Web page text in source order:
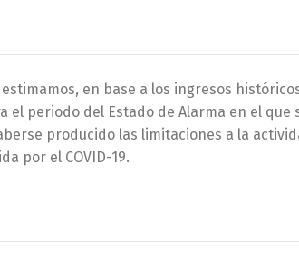
en base a los ingresos
el periodo del Estado de Alarma en el
producido las limitaciones a la
por el COVID-19.